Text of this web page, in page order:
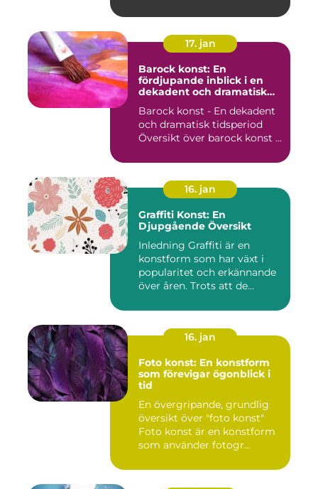
17. jan
Barock konst: En
fördjupande inblick i en
dekadent och dramatisk
Barock konst - En dekadent
och dramatisk tidsperiod
Översikt över barock konst ...
16. jan
Graffiti Konst: En
Djupgående Översikt
Inledning Graffiti är en
konstform som har växt i
popularitet och erkännande
över åren. Trots att de...
16. jan
Foto konst: En konstform
som förevigar ögonblick i
tid
En övergripande, grundlig
översikt över "foto konst"
Foto konst är en konstform
som använder fotogr...